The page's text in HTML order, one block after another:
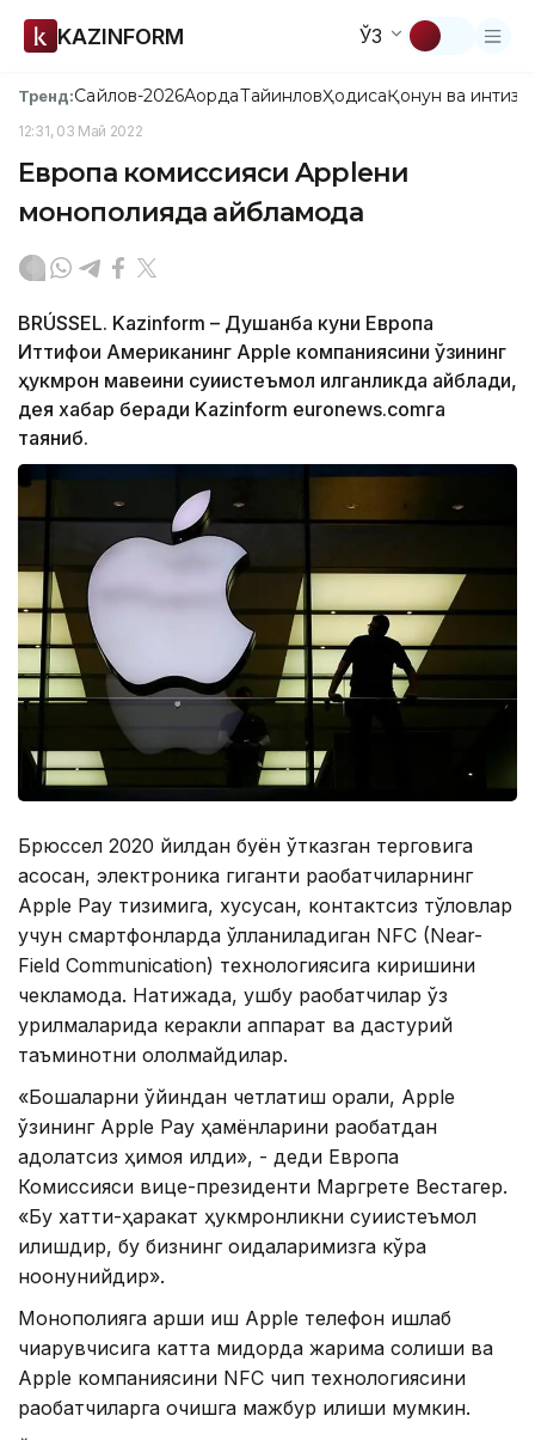
KAZINFORM ЎЗ
Тренд:Сайлов-2026АқордаТайинловҲодисаҚонун ва
12:31, 03 Май 2022
Европа комиссияси Appleни
монополияда айбламоқда
BRÚSSEL. Kazinform – Душанба куни Европа
Иттифоқи Американинг Apple компаниясини ўзининг
ҳукмрон мавқеини суиистеъмол қилганликда айблади,
дея хабар беради Kazinform euronews.comга
таяниб.
Брюссел 2020 йилдан буён ўтказган терговига
асосан, электроника гиганти рақобатчиларнинг
Apple Pay тизимига, хусусан, контактсиз тўловлар
учун смартфонларда қўлланиладиган NFC (Near-
Field Communication) технологиясига киришини
чекламоқда. Натижада, ушбу рақобатчилар ўз
қурилмаларида керакли аппарат ва дастурий
таъминотни ололмайдилар.
«Бошқаларни ўйиндан четлатиш орқали, Apple
ўзининг Apple Pay ҳамёнларини рақобатдан
адолатсиз ҳимоя қилди», - деди Европа
Комиссияси вице-президенти Маргрете Вестагер.
«Бу хатти-ҳаракат ҳукмронликни суиистеъмол
қилишдир, бу бизнинг қоидаларимизга кўра
ноқонунийдир».
Монополияга қарши иш Apple телефон ишлаб
чиқарувчисига катта миқдорда жарима солиши ва
Apple компаниясини NFC чип технологиясини
рақобатчиларга очишга мажбур қилиши мумкин.